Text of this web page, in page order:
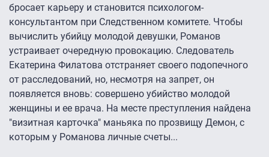
бросает карьеру и становится психологом-
консультантом при Следственном комитете. Чтобы
вычислить убийцу молодой девушки, Романов
устраивает очередную провокацию. Следователь
Екатерина Филатова отстраняет своего подопечного
от расследований, но, несмотря на запрет, он
появляется вновь: совершено убийство молодой
женщины и ее врача. На месте преступления найдена
"визитная карточка" маньяка по прозвищу Демон, с
которым у Романова личные счеты...